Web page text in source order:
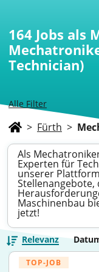
Alle Filter
164 Jobs als
Technician)
> Fürth >
Als
Experten für
unserer
Maschinenbau
jetzt!
Relevanz
TOP-JOB